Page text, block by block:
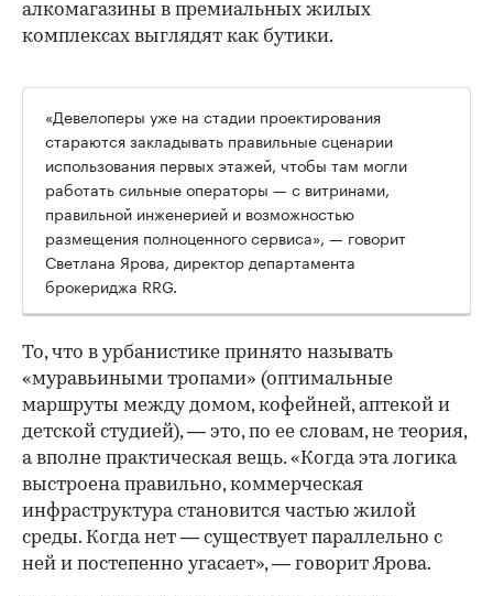
алкомагазины в премиальных жилых
комплексах выглядят как бутики.
00:00
«Девелоперы уже на стадии проектирования
стараются закладывать правильные сценарии
использования первых этажей, чтобы там могли
работать сильные операторы — с витринами,
правильной инженерией и возможностью
размещения полноценного сервиса», — говорит
Светлана Ярова, директор департамента
брокериджа RRG.
То, что в урбанистике принято называть
«муравьиными тропами» (оптимальные
маршруты между домом, кофейней, аптекой и
детской студией), — это, по ее словам, не теория,
а вполне практическая вещь. «Когда эта логика
выстроена правильно, коммерческая
инфраструктура становится частью жилой
среды. Когда нет — существует параллельно с
ней и постепенно угасает», — говорит Ярова.